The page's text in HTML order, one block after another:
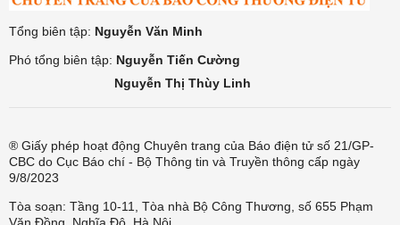
Tổng biên tập: Nguyễn Văn Minh
Phó tổng biên tập: Nguyễn Tiến Cường
Nguyễn Thị Thùy Linh
® Giấy phép hoạt động Chuyên trang của Báo điện tử số 21/GP-
CBC do Cục Báo chí - Bộ Thông tin và Truyền thông cấp ngày
9/8/2023
Tòa soạn: Tầng 10-11, Tòa nhà Bộ Công Thương, số 655 Phạm